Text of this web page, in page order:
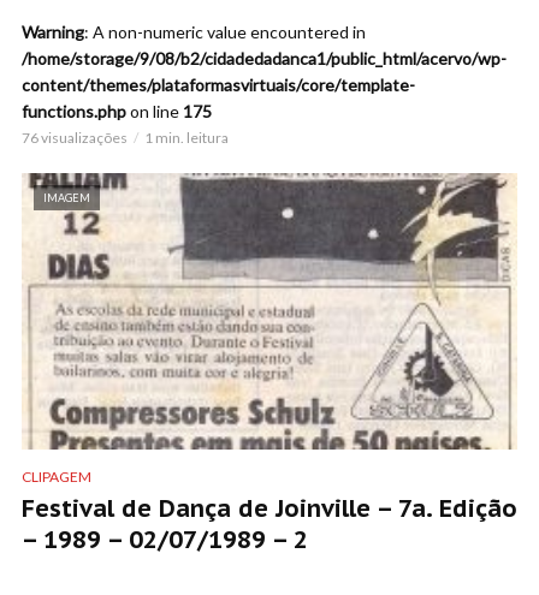
Warning: A non-numeric value encountered in
/home/storage/9/08/b2/cidadedadanca1/public_html/acervo/wp-
content/themes/plataformasvirtuais/core/template-
functions.phpon line 175
76 visualizações 1 min. leitura
IMAGEM
CLIPAGEM
Festival de Dança de Joinville – 7a. Edição
– 1989 – 02/07/1989 – 2